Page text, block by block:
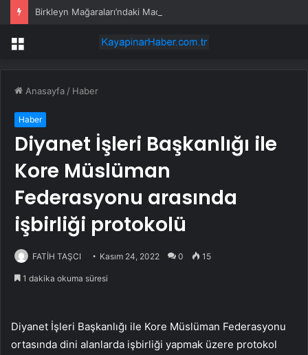
Menü
Anasayfa / Haber
Haber
Diyanet İşleri Başkanlığı ile
Kore Müslüman
Federasyonu arasında
işbirliği protokolü
FATİH TAŞCI Kasım 24, 2022 0 15
1 dakika okuma süresi
Diyanet İşleri Başkanlığı ile Kore Müslüman Federasyonu
ortasında dini alanlarda işbirliği yapmak üzere protokol